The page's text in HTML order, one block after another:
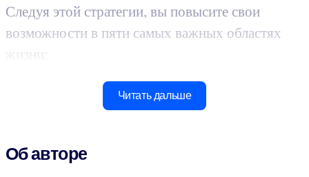
Следуя этой стратегии, вы повысите свои
возможности в пяти самых важных областях
Читать дальше
Об авторе